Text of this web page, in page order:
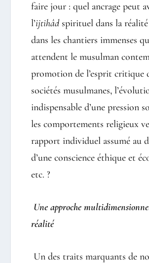
faire jour : quel ancrage peut
l’ijtihâdspirituel dans la réalité
dans les chantiers immenses
attendent le musulman
promotion de l’esprit critique
sociétés musulmanes,
indispensable d’une pression
les comportements religieux
rapport individuel assumé au
d’une conscience éthique et
etc. ?
Une approche
réalité
Un des traits marquants de